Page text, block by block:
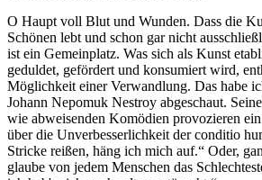
O Haupt voll Blut und Wunden. Dass die
Schönen lebt und schon gar nicht
ist ein Gemeinplatz. Was sich als Kunst
geduldet, gefördert und konsumiert wird,
Möglichkeit einer Verwandlung. Das habe
Johann Nepomuk Nestroy abgeschaut.
wie abweisenden Komödien provozieren
über die Unverbesserlichkeit der conditio
Stricke reißen, häng ich mich auf.“ Oder,
glaube von jedem Menschen das